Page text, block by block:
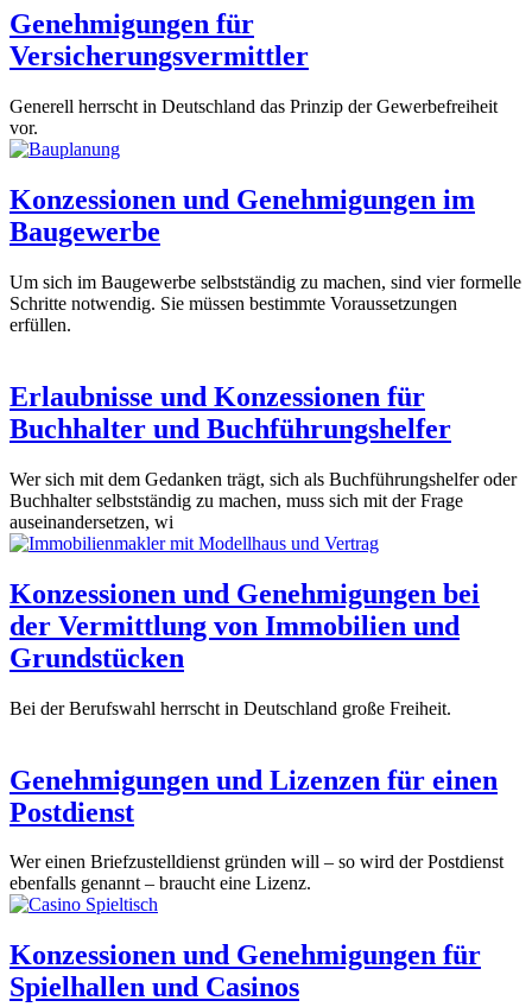
Genehmigungen für
Versicherungsvermittler
Generell herrscht in Deutschland das Prinzip der Gewerbefreiheit
vor.
Konzessionen und Genehmigungen im
Baugewerbe
Um sich im Baugewerbe selbstständig zu machen, sind vier formelle
Schritte notwendig. Sie müssen bestimmte Voraussetzungen
erfüllen.
Erlaubnisse und Konzessionen für
Buchhalter und Buchführungshelfer
Wer sich mit dem Gedanken trägt, sich als Buchführungshelfer oder
Buchhalter selbstständig zu machen, muss sich mit der Frage
auseinandersetzen, wi
Konzessionen und Genehmigungen bei
der Vermittlung von Immobilien und
Grundstücken
Bei der Berufswahl herrscht in Deutschland große Freiheit.
Genehmigungen und Lizenzen für einen
Postdienst
Wer einen Briefzustelldienst gründen will – so wird der Postdienst
ebenfalls genannt – braucht eine Lizenz.
Konzessionen und Genehmigungen für
Spielhallen und Casinos